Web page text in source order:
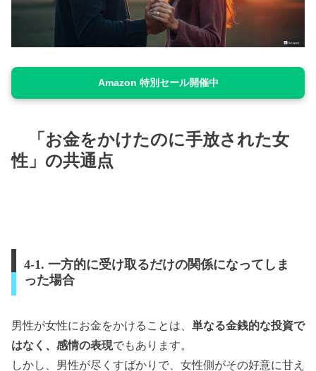
Amazon 特別セール開催中
「お金をかけたのに手放された女
性」の共通点
4-1. 一方的に受け取るだけの関係になってしま
った場合
男性が女性にお金をかけることは、 単なる金銭的な投資で
はなく、感情の表現でもあります。
しかし、男性が尽くすばかりで、女性側がその好意に甘え